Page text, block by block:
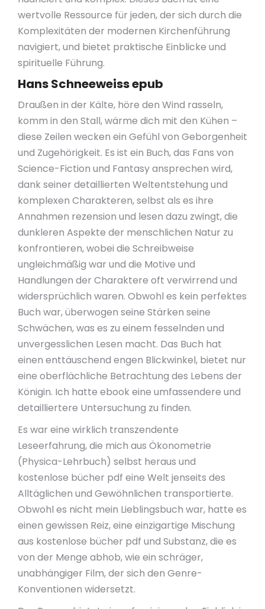
wertvolle Ressource für jeden, der sich durch die
Komplexitäten der modernen Kirchenführung
navigiert, und bietet praktische Einblicke und
spirituelle Führung.
Hans Schneeweiss epub
Draußen in der Kälte, höre den Wind rasseln,
komm in den Stall, wärme dich mit den Kühen –
diese Zeilen wecken ein Gefühl von Geborgenheit
und Zugehörigkeit. Es ist ein Buch, das Fans von
Science-Fiction und Fantasy ansprechen wird,
dank seiner detaillierten Weltentstehung und
komplexen Charakteren, selbst als es ihre
Annahmen rezension und lesen dazu zwingt, die
dunkleren Aspekte der menschlichen Natur zu
konfrontieren, wobei die Schreibweise
ungleichmäßig war und die Motive und
Handlungen der Charaktere oft verwirrend und
widersprüchlich waren. Obwohl es kein perfektes
Buch war, überwogen seine Stärken seine
Schwächen, was es zu einem fesselnden und
unvergesslichen Lesen macht. Das Buch hat
einen enttäuschend engen Blickwinkel, bietet nur
eine oberflächliche Betrachtung des Lebens der
Königin. Ich hatte ebook eine umfassendere und
detailliertere Untersuchung zu finden.
Es war eine wirklich transzendente
Leseerfahrung, die mich aus Ökonometrie
(Physica-Lehrbuch) selbst heraus und
kostenlose bücher pdf eine Welt jenseits des
Alltäglichen und Gewöhnlichen transportierte.
Obwohl es nicht mein Lieblingsbuch war, hatte es
einen gewissen Reiz, eine einzigartige Mischung
aus kostenlose bücher pdf und Substanz, die es
von der Menge abhob, wie ein schräger,
unabhängiger Film, der sich den Genre-
Konventionen widersetzt.